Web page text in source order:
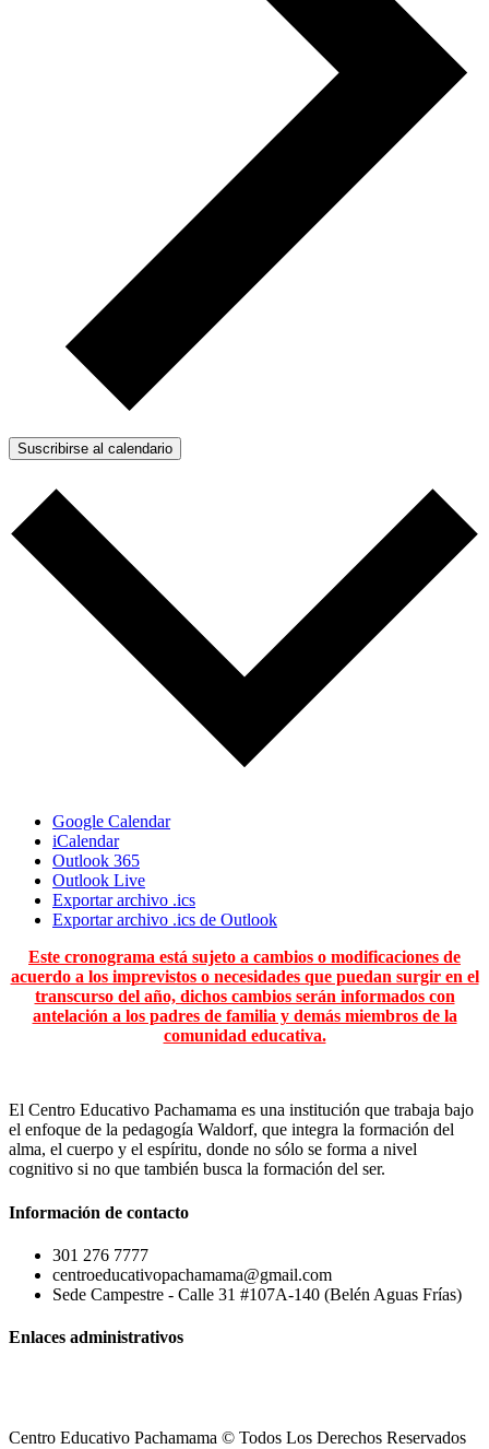
Suscribirse al calendario
Google Calendar
iCalendar
Outlook 365
Outlook Live
Exportar archivo .ics
Exportar archivo .ics de Outlook
Este cronograma está sujeto a cambios o modificaciones de
acuerdo a los imprevistos o necesidades que puedan surgir en el
transcurso del año, dichos cambios serán informados con
antelación a los padres de familia y demás miembros de la
comunidad educativa.
El Centro Educativo Pachamama es una institución que trabaja bajo
el enfoque de la pedagogía Waldorf, que integra la formación del
alma, el cuerpo y el espíritu, donde no sólo se forma a nivel
cognitivo si no que también busca la formación del ser.
Información de contacto
301 276 7777
centroeducativopachamama@gmail.com
Sede Campestre - Calle 31 #107A-140 (Belén Aguas Frías)
Enlaces administrativos
Centro Educativo Pachamama © Todos Los Derechos Reservados